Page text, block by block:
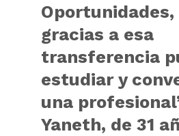
Oportunidades,
gracias a esa
transferencia
estudiar y
una
Yaneth, de 31